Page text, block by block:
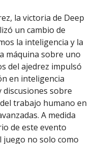
la victoria de Deep
un cambio de
la inteligencia y la
máquina sobre uno
del ajedrez impulsó
en inteligencia
sobre
trabajo humano en
A medida
de este evento
juego no solo como